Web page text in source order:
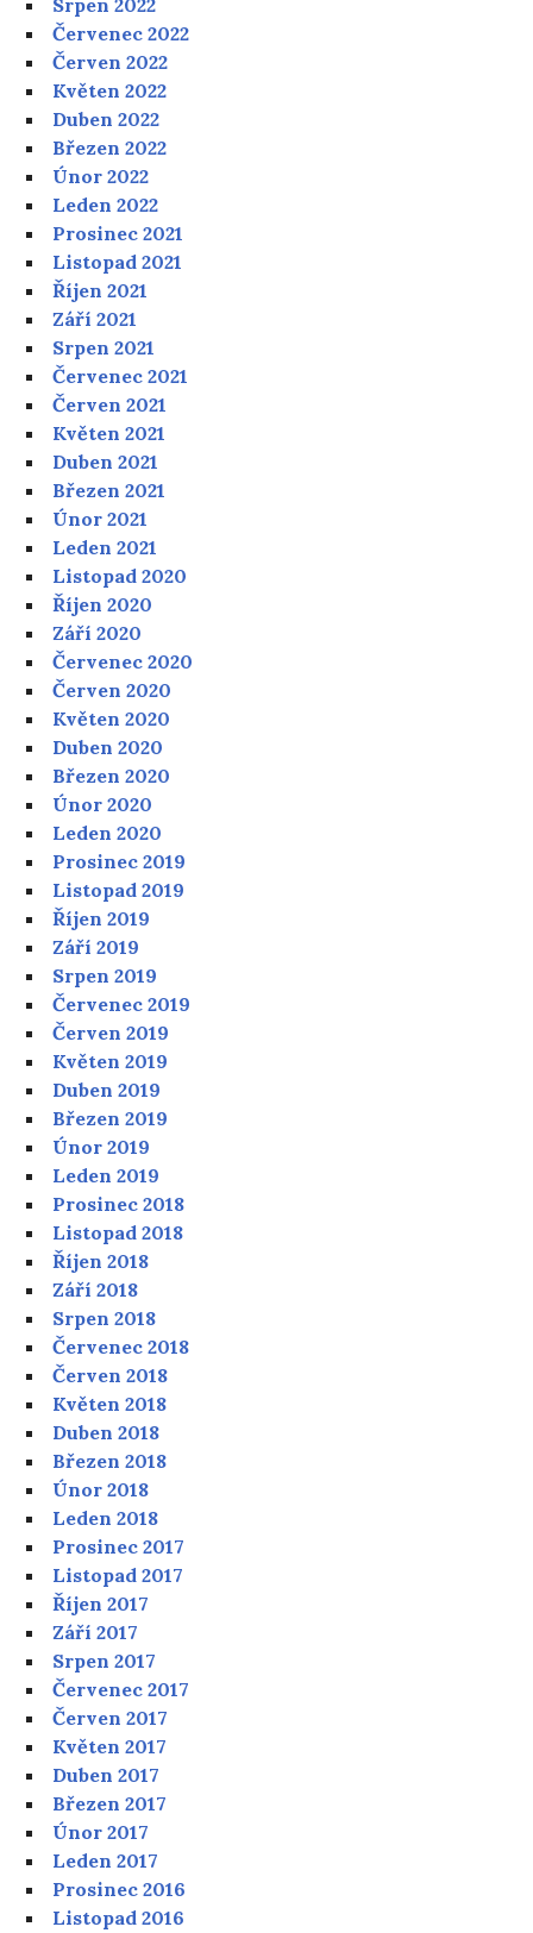
Srpen 2022
Červenec 2022
Červen 2022
Květen 2022
Duben 2022
Březen 2022
Únor 2022
Leden 2022
Prosinec 2021
Listopad 2021
Říjen 2021
Září 2021
Srpen 2021
Červenec 2021
Červen 2021
Květen 2021
Duben 2021
Březen 2021
Únor 2021
Leden 2021
Listopad 2020
Říjen 2020
Září 2020
Červenec 2020
Červen 2020
Květen 2020
Duben 2020
Březen 2020
Únor 2020
Leden 2020
Prosinec 2019
Listopad 2019
Říjen 2019
Září 2019
Srpen 2019
Červenec 2019
Červen 2019
Květen 2019
Duben 2019
Březen 2019
Únor 2019
Leden 2019
Prosinec 2018
Listopad 2018
Říjen 2018
Září 2018
Srpen 2018
Červenec 2018
Červen 2018
Květen 2018
Duben 2018
Březen 2018
Únor 2018
Leden 2018
Prosinec 2017
Listopad 2017
Říjen 2017
Září 2017
Srpen 2017
Červenec 2017
Červen 2017
Květen 2017
Duben 2017
Březen 2017
Únor 2017
Leden 2017
Prosinec 2016
Listopad 2016